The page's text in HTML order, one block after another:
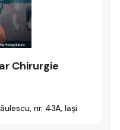
Chirurgie
nr. 43A, Iaşi